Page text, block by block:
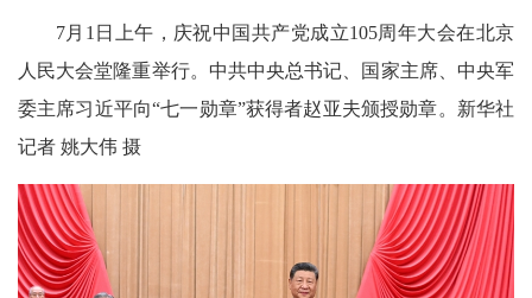
7月1日上午，庆祝中国共产党成立105周年大会在北京
人民大会堂隆重举行。中共中央总书记、国家主席、中央军
委主席习近平向“七一勋章”获得者赵亚夫颁授勋章。新华社
记者 姚大伟 摄